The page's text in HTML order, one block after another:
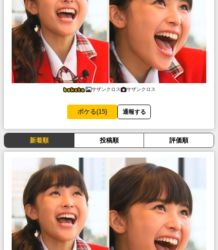
サザンクロス サザンクロス
ボケる(15) 通報する
新着順 投稿順 評価順